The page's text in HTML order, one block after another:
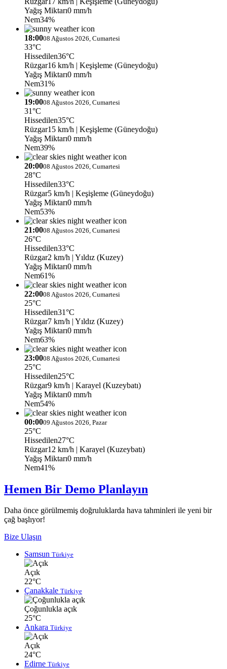
Yağış Miktarı0 mm/h
Nem34%
18:0008 Ağustos 2026, Cumartesi
33°C
Hissedilen36°C
Rüzgar16 km/h | Keşişleme (Güneydoğu)
Yağış Miktarı0 mm/h
Nem31%
19:0008 Ağustos 2026, Cumartesi
31°C
Hissedilen35°C
Rüzgar15 km/h | Keşişleme (Güneydoğu)
Yağış Miktarı0 mm/h
Nem39%
20:0008 Ağustos 2026, Cumartesi
28°C
Hissedilen33°C
Rüzgar5 km/h | Keşişleme (Güneydoğu)
Yağış Miktarı0 mm/h
Nem53%
21:0008 Ağustos 2026, Cumartesi
26°C
Hissedilen33°C
Rüzgar2 km/h | Yıldız (Kuzey)
Yağış Miktarı0 mm/h
Nem61%
22:0008 Ağustos 2026, Cumartesi
25°C
Hissedilen31°C
Rüzgar7 km/h | Yıldız (Kuzey)
Yağış Miktarı0 mm/h
Nem63%
23:0008 Ağustos 2026, Cumartesi
25°C
Hissedilen25°C
Rüzgar9 km/h | Karayel (Kuzeybatı)
Yağış Miktarı0 mm/h
Nem54%
00:0009 Ağustos 2026, Pazar
25°C
Hissedilen27°C
Rüzgar12 km/h | Karayel (Kuzeybatı)
Yağış Miktarı0 mm/h
Nem41%
Hemen Bir Demo Planlayın
Daha önce görülmemiş doğruluklarda hava tahminleri ile yeni bir
çağ başlıyor!
Bize Ulaşın
Samsun Türkiye
Açık
22°C
Çanakkale Türkiye
Çoğunlukla açık
25°C
Ankara Türkiye
Açık
24°C
Edirne Türkiye